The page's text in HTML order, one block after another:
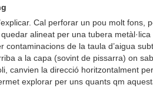
Cal perforar un pou molt fons,
alineat per una tubera
contaminacions de la taula d’aigua
a la capa (sovint de pissarra) on
canvien la direcció horitzontalment
explorar per uns quants qm